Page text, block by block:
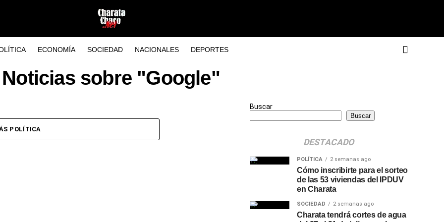
ECONOMÍA SOCIEDAD NACIONALES DEPORTES
Noticias sobre "Google"
POLÍTICA
Buscar
Buscar
DESTACADO
POLÍTICA 2 semanas ago
Cómo inscribirte para el sorteo
de las 53 viviendas del IPDUV
en Charata
SOCIEDAD 2 semanas ago
Charata tendrá cortes de agua